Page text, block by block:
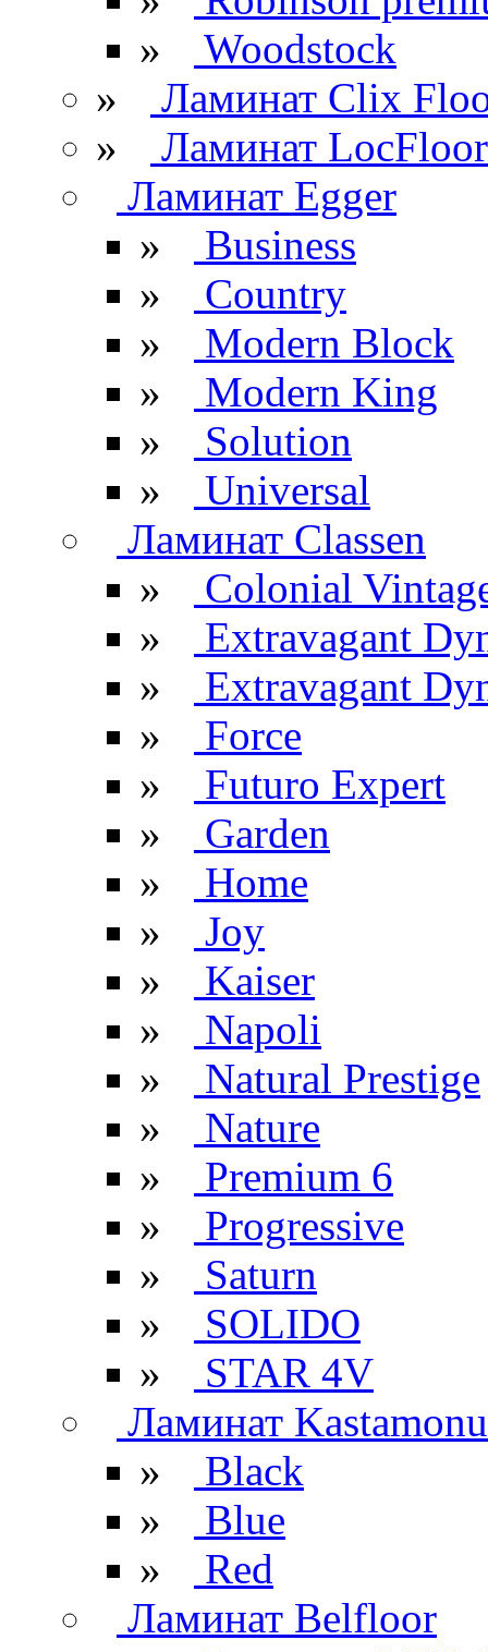
»
Woodstock
»
Ламинат Clix
»
Ламинат LocFloor
Ламинат Egger
»
Business
»
Country
»
Modern Block
»
Modern King
»
Solution
»
Universal
Ламинат Classen
»
Colonial
»
Extravagant
»
Extravagant
»
Force
»
Futuro Expert
»
Garden
»
Home
»
Joy
»
Kaiser
»
Napoli
»
Natural Prestige
»
Nature
»
Premium 6
»
Progressive
»
Saturn
»
SOLIDO
»
STAR 4V
Ламинат Kastamonu
»
Black
»
Blue
»
Red
Ламинат Belfloor